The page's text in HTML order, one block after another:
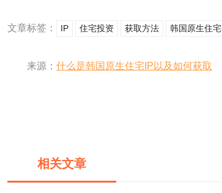
文章标签： IP 住宅投资 获取方法 韩国原生住宅
来源： 什么是韩国原生住宅IP以及如何获取
相关文章